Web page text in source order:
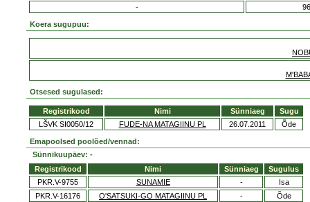
-
Koera sugupuu:
Otsesed sugulased:
Registrikood Nimi Sünniaeg
Sugu
LŠVK SI0050/12
FUDE-NA MATAGIINU PL 26.07.2011 Õde
Emapoolsed poolõed/vennad:
Sünnikuupäev: -
Registrikood
Nimi Sünniaeg
Sugulus
PKR.V-9755
SUNAMIE -
Isa
PKR.V-16176
O'SATSUKI-GO MATAGIINU PL - Õde